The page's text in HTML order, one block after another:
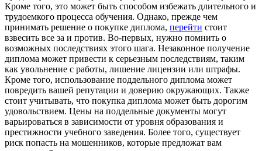
Кроме того, это может быть способом избежать длительного и
трудоемкого процесса обучения. Однако, прежде чем
принимать решение о покупке диплома, перейти стоит
взвесить все за и против. Во-первых, нужно помнить о
возможных последствиях этого шага. Незаконное получение
диплома может привести к серьезным последствиям, таким
как увольнение с работы, лишение лицензии или штрафы.
Кроме того, использование поддельного диплома может
повредить вашей репутации и доверию окружающих. Также
стоит учитывать, что покупка диплома может быть дорогим
удовольствием. Цены на поддельные документы могут
варьироваться в зависимости от уровня образования и
престижности учебного заведения. Более того, существует
риск попасть на мошенников, которые предложат вам